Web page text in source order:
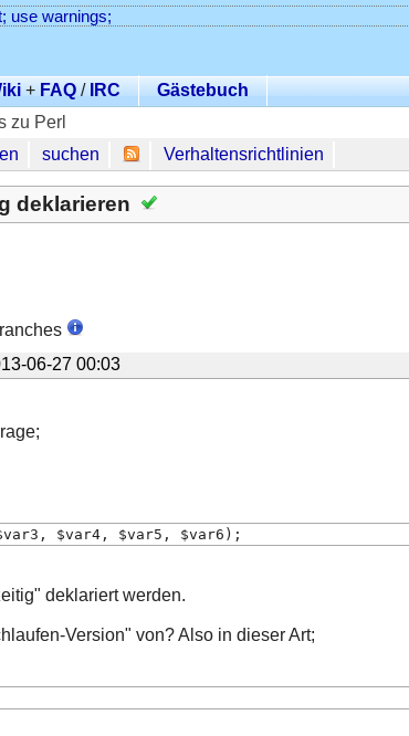
use warnings;
+ FAQ /IRC
Gästebuch
zu Perl
suchen Verhaltensrichtlinien
deklarieren
06-27 00:03
$var4, $var5, $var6);
deklariert werden.
Version" von? Also in dieser Art;